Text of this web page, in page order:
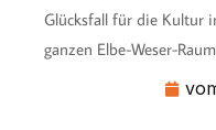
Glücksfall für die Kultur
ganzen Elbe-Weser-